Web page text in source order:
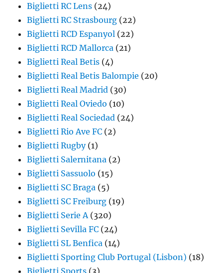
Biglietti RC Lens (24)
Biglietti RC Strasbourg (22)
Biglietti RCD Espanyol (22)
Biglietti RCD Mallorca (21)
Biglietti Real Betis (4)
Biglietti Real Betis Balompie (20)
Biglietti Real Madrid (30)
Biglietti Real Oviedo (10)
Biglietti Real Sociedad (24)
Biglietti Rio Ave FC (2)
Biglietti Rugby(1)
Biglietti Salernitana (2)
Biglietti Sassuolo (15)
Biglietti SC Braga (5)
Biglietti SC Freiburg (19)
Biglietti Serie A (320)
Biglietti Sevilla FC (24)
Biglietti SL Benfica (14)
Biglietti Sporting Club Portugal (Lisbon) (18)
Biglietti Sports (3)